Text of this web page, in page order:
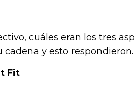
cuáles eran los tres
y esto respondieron.
Fit